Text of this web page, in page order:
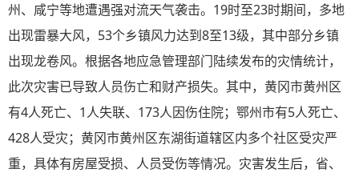
州、咸宁等地遭遇强对流天气袭击。19时至23时期间，多地
出现雷暴大风，53个乡镇风力达到8至13级，其中部分乡镇
出现龙卷风。根据各地应急管理部门陆续发布的灾情统计，
此次灾害已导致人员伤亡和财产损失。其中，黄冈市黄州区
有4人死亡、1人失联、173人因伤住院；鄂州市有5人死亡、
428人受灾；黄冈市黄州区东湖街道辖区内多个社区受灾严
重，具体有房屋受损、人员受伤等情况。灾害发生后，省、